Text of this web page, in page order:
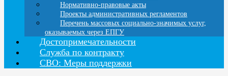
Нормативно-правовые акты
Проекты административных регламентов
Перечень массовых социально-значимых услуг,
оказываемых через ЕПГУ
Достопримечательности
Служба по контракту
СВО: Меры поддержки